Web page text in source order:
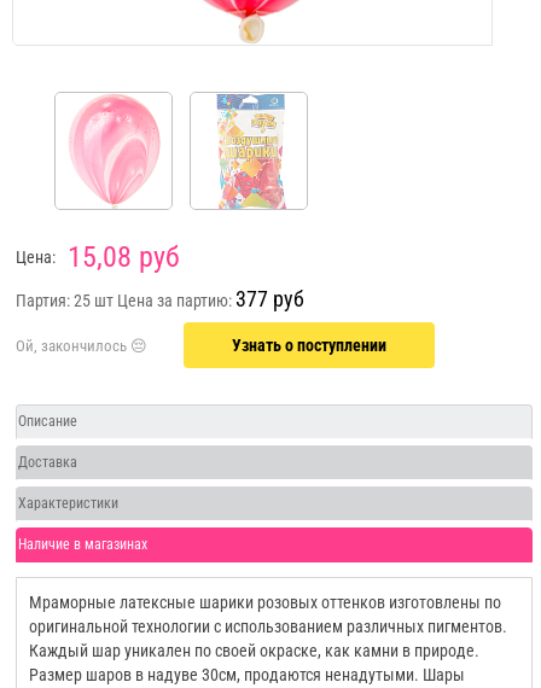
Цена: 15,08 руб
Партия: 25 шт Цена за партию: 377 руб
Узнать о поступлении
Описание
Доставка
Характеристики
Наличие в магазинах
Мраморные латексные шарики розовых оттенков изготовлены по
оригинальной технологии с использованием различных пигментов.
Каждый шар уникален по своей окраске, как камни в природе.
Размер шаров в надуве 30см, продаются ненадутыми. Шары